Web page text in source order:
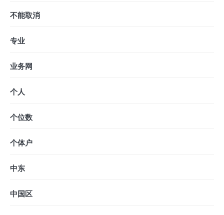
不能取消
专业
业务网
个人
个位数
个体户
中东
中国区